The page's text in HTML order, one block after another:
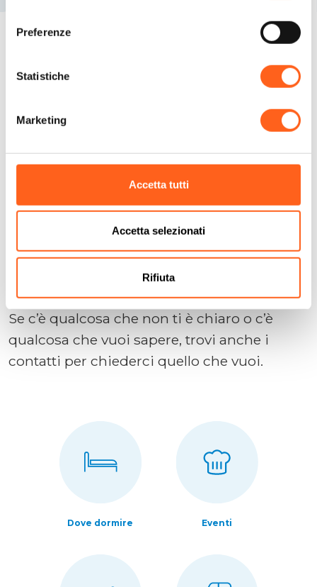
Preferenze
Statistiche
Marketing
Accetta tutti
Accetta selezionati
Rifiuta
Cerchiamo di anticipare le tue domande
Pianifica la tua
Abbiamo creato questo sito come uno
strumento per farti fare una vacanza
perfetta, fornendoti tutte le informazioni
necessarie.
Se c’è qualcosa che non ti è chiaro o c’è
qualcosa che vuoi sapere, trovi anche i
contatti per chiederci quello che vuoi.
Dove dormire Eventi